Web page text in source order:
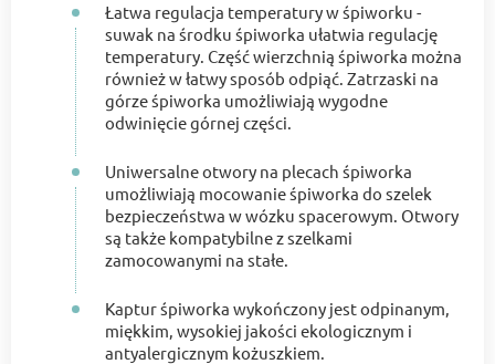
Łatwa regulacja temperatury w śpiworku -
suwak na środku śpiworka ułatwia regulację
temperatury. Część wierzchnią śpiworka można
również w łatwy sposób odpiąć. Zatrzaski na
górze śpiworka umożliwiają wygodne
odwinięcie górnej części.
Uniwersalne otwory na plecach śpiworka
umożliwiają mocowanie śpiworka do szelek
bezpieczeństwa w wózku spacerowym. Otwory
są także kompatybilne z szelkami
zamocowanymi na stałe.
Kaptur śpiworka wykończony jest odpinanym,
miękkim, wysokiej jakości ekologicznym i
antyalergicznym kożuszkiem.